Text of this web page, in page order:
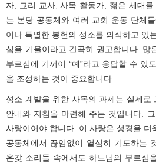
자, 교리 교사, 사목 활동가, 젊은 세대
는 본당 공동체와 여러 교회 운동 단체
이나 특별한 봉헌의 성소를 의식하고 있
심을 기울이라고 간곡히 권고합니다. 많
부르심에 기꺼이 “예”라고 응답할 수 있
을 조성하는 것이 중요합니다.
성소 계발을 위한 사목의 과제는 실제로
안내와 지침을 마련해 주는 것입니다.
사랑이어야 합니다. 이 사랑은 성경을 더
공동체에서 끊임없이 열심히 기도하는
온갖 소리들 속에서도 하느님의 부르심